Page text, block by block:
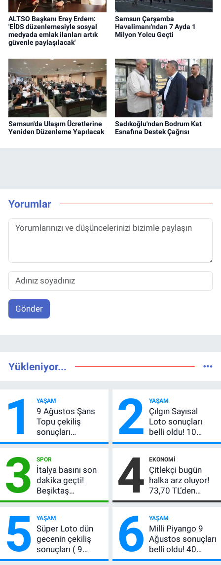
ALTSO Başkanı Eray Erdem:
'EİDS düzenlemesiyle sosyal
medyada emlak ilanları artık
güvenle paylaşılacak'
Samsun Çarşamba
Havalimanı'ndan 7 Ayda 1
Milyon Yolcu Geçti
Samsun'da Ulaşım Ücretlerine
Yeniden Düzenleme Yapılacak
Sadıkoğlu'ndan Bodrum Kat
Esnafına Destek Çağrısı
Yorumlar
Gönder
Yükleniyor...
1 YAŞAM
9 Ağustos Şans
Topu çekiliş
sonuçları
açıklandı! 5+1
büyük ikramiye
devretti
2 YAŞAM
Çılgın Sayısal
Loto sonuçları
belli oldu! 10
Ağustos 2026
numaralar
açıklandı
3 SPOR
İtalya basını son
dakika geçti!
Beşiktaş
Vlahovic’i bu
4 EKONOMI
Çitlekçi bugün
halka arz oluyor!
73,70 TL’den
CITAS için talep
düşer?
5 YAŞAM
Süper Loto dün
gecenin çekiliş
sonuçları ( 9
Ağustos 2026 ) 6
6 YAŞAM
Milli Piyango 9
Ağustos sonuçları
belli oldu! 40
milyon TL’nin